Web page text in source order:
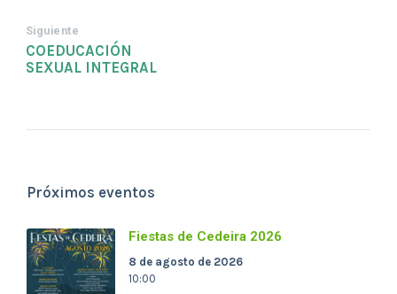
Siguiente
COEDUCACIÓN
SEXUAL INTEGRAL
Próximos eventos
Fiestas de Cedeira 2026
8 de agosto de 2026
10:00